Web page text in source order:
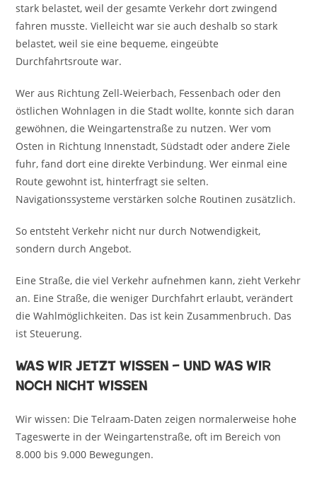
stark belastet, weil der gesamte Verkehr dort zwingend
fahren musste. Vielleicht war sie auch deshalb so stark
belastet, weil sie eine bequeme, eingeübte
Durchfahrtsroute war.
Wer aus Richtung Zell-Weierbach, Fessenbach oder den
östlichen Wohnlagen in die Stadt wollte, konnte sich daran
gewöhnen, die Weingartenstraße zu nutzen. Wer vom
Osten in Richtung Innenstadt, Südstadt oder andere Ziele
fuhr, fand dort eine direkte Verbindung. Wer einmal eine
Route gewohnt ist, hinterfragt sie selten.
Navigationssysteme verstärken solche Routinen zusätzlich.
So entsteht Verkehr nicht nur durch Notwendigkeit,
sondern durch Angebot.
Eine Straße, die viel Verkehr aufnehmen kann, zieht Verkehr
an. Eine Straße, die weniger Durchfahrt erlaubt, verändert
die Wahlmöglichkeiten. Das ist kein Zusammenbruch. Das
ist Steuerung.
Was wir jetzt wissen – und was wir
noch nicht wissen
Wir wissen: Die Telraam-Daten zeigen normalerweise hohe
Tageswerte in der Weingartenstraße, oft im Bereich von
8.000 bis 9.000 Bewegungen.